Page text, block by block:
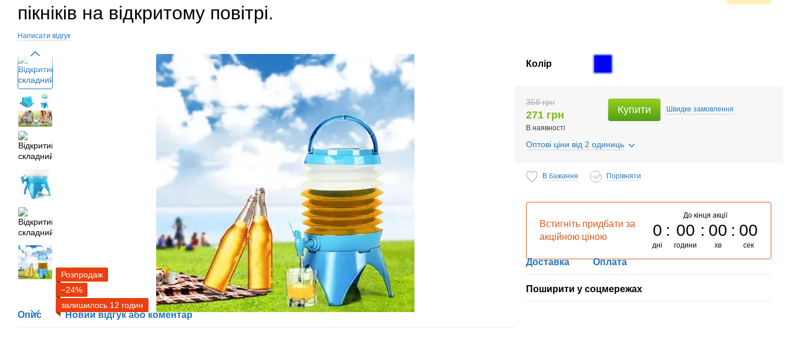
пікніків на відкритому повітрі.
Написати відгук
Розпродаж
−24%
залишилось 12 годин
Опис Новий відгук або коментар
Колір
358 грн
271 грн
В наявності
Купити Швидке замовлення
Оптові ціни від 2 одиниць
В бажання Порівняти
Встигніть придбати за
акційною ціною
До кінця акції
0
дні
00
години
00
хв
00
сек
Доставка Оплата
Поширити у соцмережах